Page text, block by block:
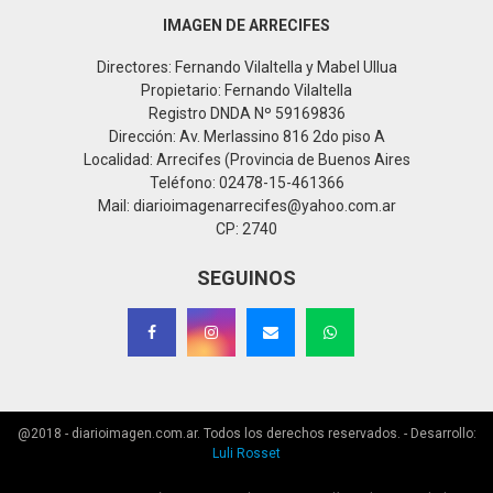
IMAGEN DE ARRECIFES
Directores: Fernando Vilaltella y Mabel Ullua
Propietario: Fernando Vilaltella
Registro DNDA Nº 59169836
Dirección: Av. Merlassino 816 2do piso A
Localidad: Arrecifes (Provincia de Buenos Aires
Teléfono: 02478-15-461366
Mail: diarioimagenarrecifes@yahoo.com.ar
CP: 2740
SEGUINOS
@2018 - diarioimagen.com.ar. Todos los derechos reservados. - Desarrollo:
Luli Rosset